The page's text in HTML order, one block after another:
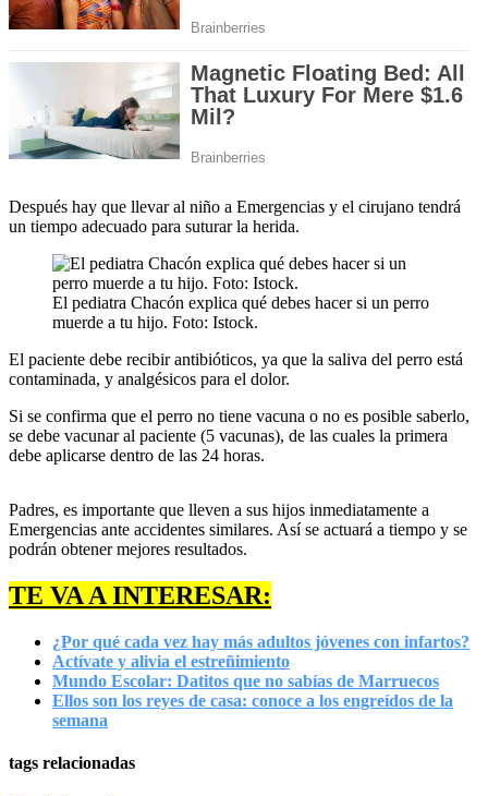
Después hay que llevar al niño a Emergencias y el cirujano tendrá
un tiempo adecuado para suturar la herida.
El pediatra Chacón explica qué debes hacer si un perro
muerde a tu hijo. Foto: Istock.
El paciente debe recibir antibióticos, ya que la saliva del perro está
contaminada, y analgésicos para el dolor.
Si se confirma que el perro no tiene vacuna o no es posible saberlo,
se debe vacunar al paciente (5 vacunas), de las cuales la primera
debe aplicarse dentro de las 24 horas.
Padres, es importante que lleven a sus hijos inmediatamente a
Emergencias ante accidentes similares. Así se actuará a tiempo y se
podrán obtener mejores resultados.
TE VA A INTERESAR:
¿Por qué cada vez hay más adultos jóvenes con infartos?
Actívate y alivia el estreñimiento
Mundo Escolar: Datitos que no sabías de Marruecos
Ellos son los reyes de casa: conoce a los engreídos de la
semana
tags relacionadas